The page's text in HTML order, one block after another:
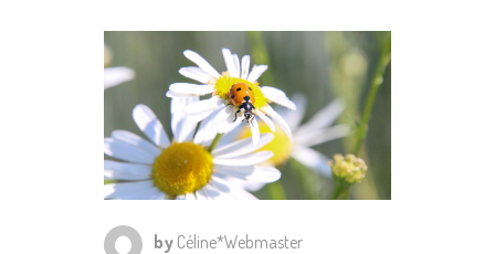
by Céline*Webmaster